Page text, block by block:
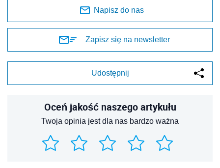
Napisz do nas
Zapisz się na newsletter
Udostępnij
Oceń jakość naszego artykułu
Twoja opinia jest dla nas bardzo ważna